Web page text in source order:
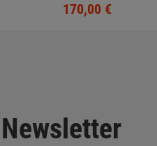
170,00 €
Newsletter